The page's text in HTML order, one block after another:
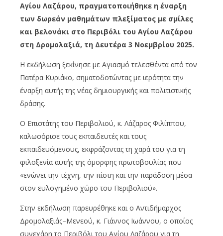
Αγίου Λαζάρου, πραγματοποιήθηκε η έναρξη
των δωρεάν μαθημάτων πλεξίματος με σμίλες
και βελονάκι στο Περιβόλι του Αγίου Λαζάρου
στη Δρομολαξιά, τη Δευτέρα 3 Νοεμβρίου 2025.
Η εκδήλωση ξεκίνησε με Αγιασμό τελεσθέντα από τον
Πατέρα Κυριάκο, σηματοδοτώντας με ιερότητα την
έναρξη αυτής της νέας δημιουργικής και πολιτιστικής
δράσης.
Ο Επιστάτης του Περιβολιού, κ. Λάζαρος Φιλίππου,
καλωσόρισε τους εκπαιδευτές και τους
εκπαιδευόμενους, εκφράζοντας τη χαρά του για τη
φιλοξενία αυτής της όμορφης πρωτοβουλίας που
«ενώνει την τέχνη, την πίστη και την παράδοση μέσα
στον ευλογημένο χώρο του Περιβολιού».
Στην εκδήλωση παρευρέθηκε και ο Αντιδήμαρχος
Δρομολαξιάς–Μενεού, κ. Γιάννος Ιωάννου, ο οποίος
συνεχάρη το Περιβόλι του Αγίου Λαζάρου για τη